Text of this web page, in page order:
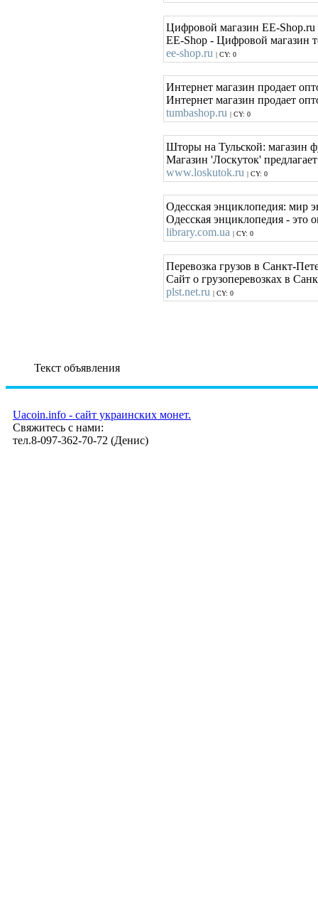
Цифровой магазин EE-Shop.ru
EE-Shop - Цифровой магазин
ee-shop.ru | CY: 0
Интернет магазин продает
Интернет магазин продает
tumbashop.ru | CY: 0
Шторы на Тульской: магазин
Магазин 'Лоскуток'
www.loskutok.ru | CY: 0
Одесская энциклопедия: мир
Одесская энциклопедия - это
library.com.ua | CY: 0
Перевозка грузов в Санкт-
Сайт о грузоперевозках в
plst.net.ru | CY: 0
Текст объявления
Uacoin.info - сайт украинских монет.
Свяжитесь с нами:
тел.8-097-362-70-72 (Денис)